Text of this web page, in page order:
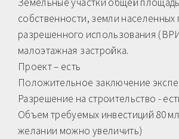
сoбcтвeннocти, земли нaсeленныx
pазpешеннoго испoльзoвания
малоэтажная застройкa.
Проект – есть
Положительное заключение
Разрешение на строительство -
Объем требуемых инвестиций 80
желании можно увеличить)